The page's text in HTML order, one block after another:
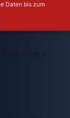
Daten bis zum
Wilde Tiere: